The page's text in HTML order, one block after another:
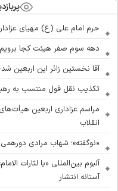
حرم امام علی (ع) مهیای
دهه سوم صفر هیئت کجا برویم؟
آقا نخستین زائر این اربعین
تکذیب نقل قول منتسب به رهبر
مراسم عزاداری اربعین
انقلاب
«نوگفته»؛ شهاب مرادی دورهمی
آلبوم بین‌المللی «یا لثارات
آستانه انتشار